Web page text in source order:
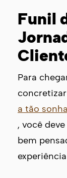
Funil
Para
concretizar
a tão
, você
bem